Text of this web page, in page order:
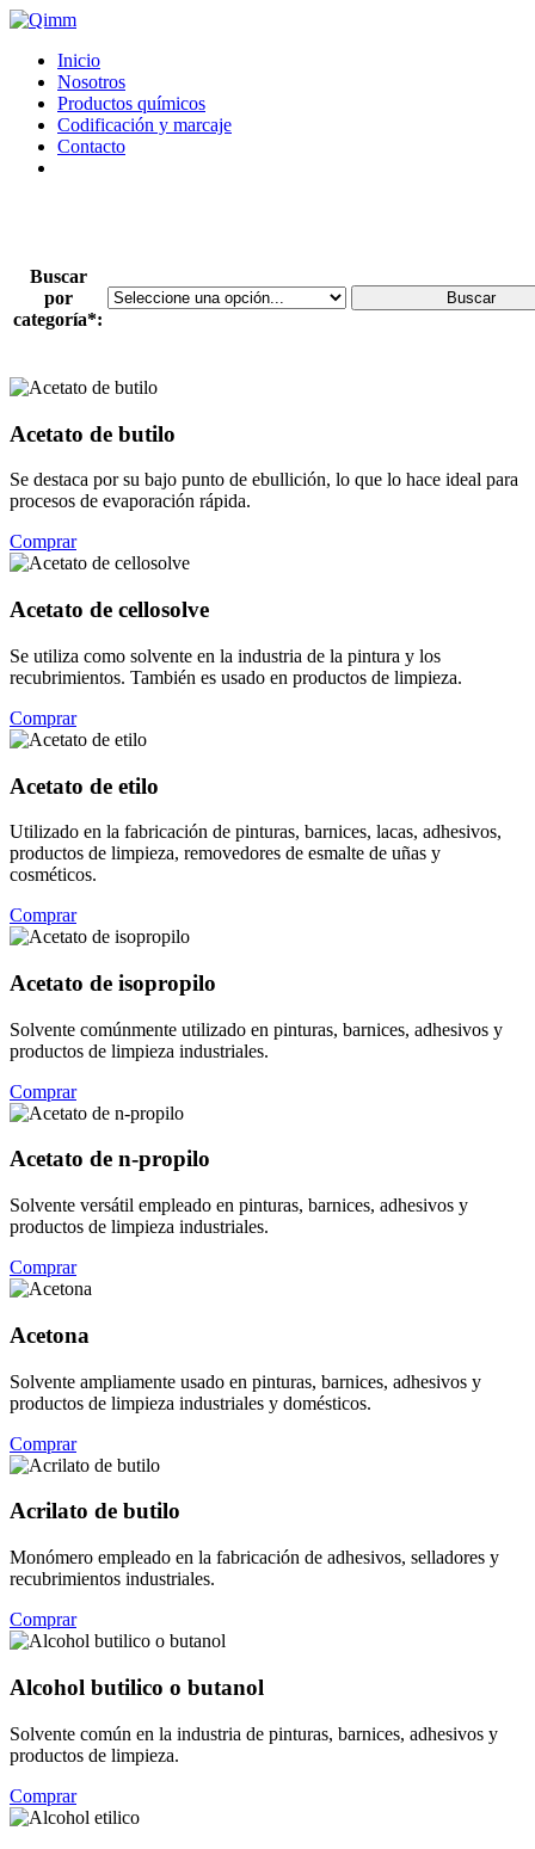
Inicio
Nosotros
Productos químicos
Codificación y marcaje
Contacto
Buscar
por
categoría*:
Buscar
Acetato de butilo
Se destaca por su bajo punto de ebullición, lo que lo hace ideal para
procesos de evaporación rápida.
Comprar
Acetato de cellosolve
Se utiliza como solvente en la industria de la pintura y los
recubrimientos. También es usado en productos de limpieza.
Comprar
Acetato de etilo
Utilizado en la fabricación de pinturas, barnices, lacas, adhesivos,
productos de limpieza, removedores de esmalte de uñas y
cosméticos.
Comprar
Acetato de isopropilo
Solvente comúnmente utilizado en pinturas, barnices, adhesivos y
productos de limpieza industriales.
Comprar
Acetato de n-propilo
Solvente versátil empleado en pinturas, barnices, adhesivos y
productos de limpieza industriales.
Comprar
Acetona
Solvente ampliamente usado en pinturas, barnices, adhesivos y
productos de limpieza industriales y domésticos.
Comprar
Acrilato de butilo
Monómero empleado en la fabricación de adhesivos, selladores y
recubrimientos industriales.
Comprar
Alcohol butilico o butanol
Solvente común en la industria de pinturas, barnices, adhesivos y
productos de limpieza.
Comprar